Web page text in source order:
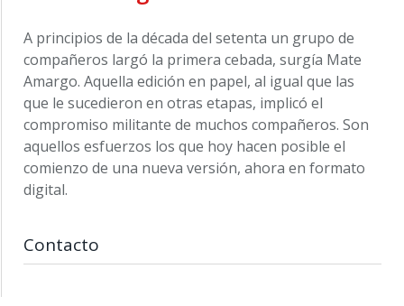
A principios de la década del setenta un grupo de
compañeros largó la primera cebada, surgía Mate
Amargo. Aquella edición en papel, al igual que las
que le sucedieron en otras etapas, implicó el
compromiso militante de muchos compañeros. Son
aquellos esfuerzos los que hoy hacen posible el
comienzo de una nueva versión, ahora en formato
digital.
Contacto